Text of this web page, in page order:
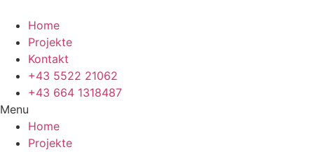
content
Home
Projekte
Kontakt
+43 5522 21062
+43 664 1318487
Menu
Home
Projekte